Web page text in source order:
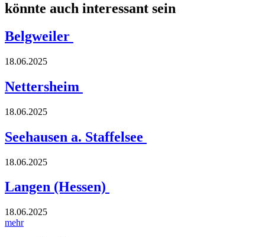
könnte auch interessant sein
Belgweiler
18.06.2025
Nettersheim
18.06.2025
Seehausen a. Staffelsee
18.06.2025
Langen (Hessen)
18.06.2025
mehr